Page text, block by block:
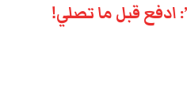
قبل ما تصلي!